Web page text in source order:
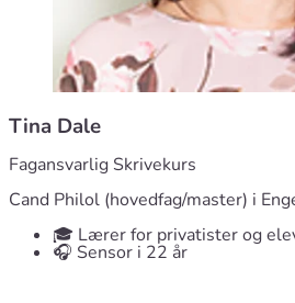
Tina Dale
Fagansvarlig Skrivekurs
Cand Philol (hovedfag/master) i
🎓 Lærer for privatister og
🎧 Sensor i 22 år